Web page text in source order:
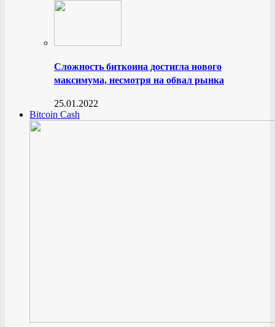
Сложность биткоина достигла нового
максимума, несмотря на обвал рынка
25.01.2022
Bitcoin Cash